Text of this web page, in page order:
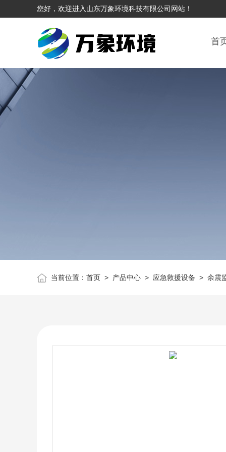
您好，欢迎进入山东万象环境科技有限公司网站！
首
当前位置： 首页> 产品中心> 应急救援设备 > 余震